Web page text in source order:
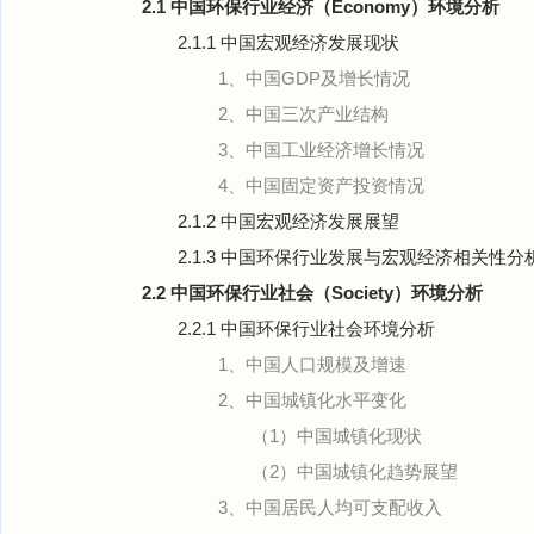
2.1 中国环保行业经济（Economy）环境分析
2.1.1 中国宏观经济发展现状
1、中国GDP及增长情况
2、中国三次产业结构
3、中国工业经济增长情况
4、中国固定资产投资情况
2.1.2 中国宏观经济发展展望
2.1.3 中国环保行业发展与宏观经济相关性分
2.2 中国环保行业社会（Society）环境分析
2.2.1 中国环保行业社会环境分析
1、中国人口规模及增速
2、中国城镇化水平变化
（1）中国城镇化现状
（2）中国城镇化趋势展望
3、中国居民人均可支配收入